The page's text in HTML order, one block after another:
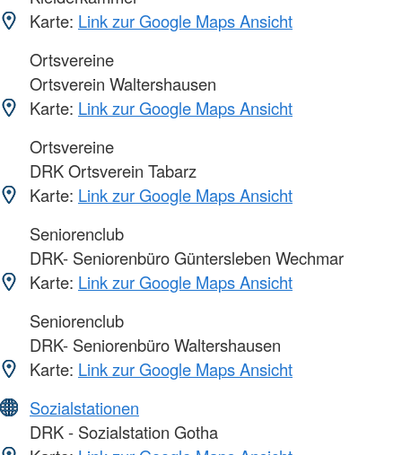
Karte: Link zur Google Maps Ansicht
Ortsvereine
Ortsverein Waltershausen
Karte: Link zur Google Maps Ansicht
Ortsvereine
DRK Ortsverein Tabarz
Karte: Link zur Google Maps Ansicht
Seniorenclub
DRK- Seniorenbüro Güntersleben Wechmar
Karte: Link zur Google Maps Ansicht
Seniorenclub
DRK- Seniorenbüro Waltershausen
Karte: Link zur Google Maps Ansicht
Sozialstationen
DRK - Sozialstation Gotha